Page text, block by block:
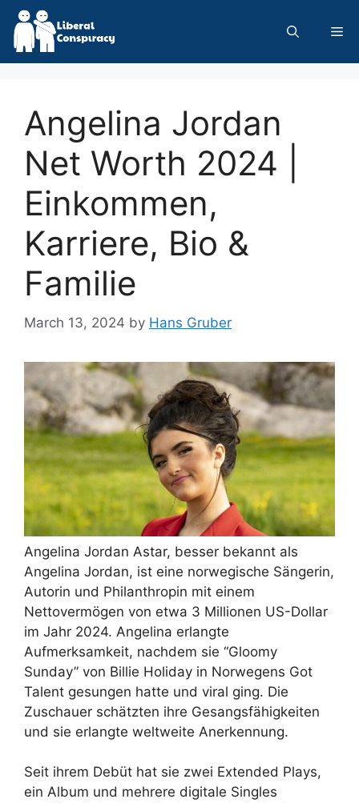
Skip
content
Angelina Jordan
Net Worth 2024 |
Einkommen,
Karriere, Bio &
Familie
March 13, 2024 by Hans Gruber
Angelina Jordan Astar, besser bekannt als
Angelina Jordan, ist eine norwegische Sängerin,
Autorin und Philanthropin mit einem
Nettovermögen von etwa 3 Millionen US-Dollar
im Jahr 2024. Angelina erlangte
Aufmerksamkeit, nachdem sie “Gloomy
Sunday” von Billie Holiday in Norwegens Got
Talent gesungen hatte und viral ging. Die
Zuschauer schätzten ihre Gesangsfähigkeiten
und sie erlangte weltweite Anerkennung.
Seit ihrem Debüt hat sie zwei Extended Plays,
ein Album und mehrere digitale Singles